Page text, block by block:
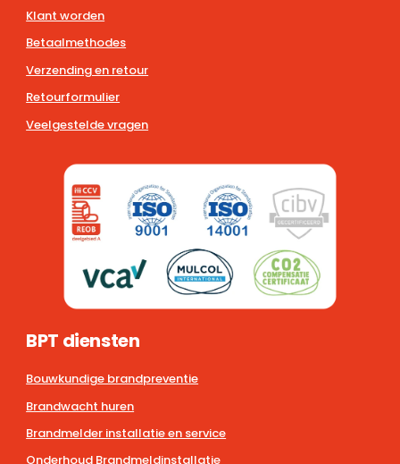
Klant worden
Betaalmethodes
Verzending en retour
Retourformulier
Veelgestelde vragen
BPT diensten
Bouwkundige brandpreventie
Brandwacht huren
Brandmelder installatie en service
Onderhoud Brandmeldinstallatie